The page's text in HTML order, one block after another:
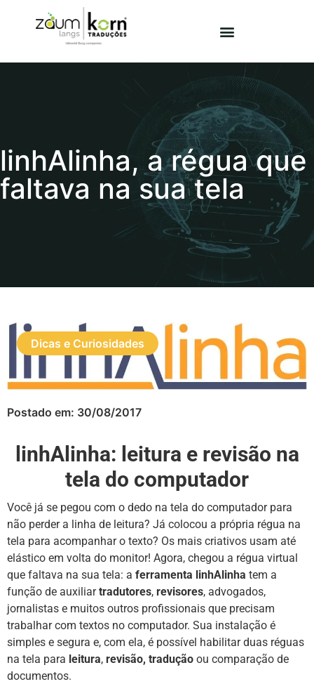
linhAlinha, a régua que
faltava na sua tela
Dicas e Curiosidades
Postado em: 30/08/2017
linhAlinha: leitura e revisão na
tela do computador
Você já se pegou com o dedo na tela do computador para
não perder a linha de leitura? Já colocou a própria régua na
tela para acompanhar o texto? Os mais criativos usam até
elástico em volta do monitor! Agora, chegou a régua virtual
que faltava na sua tela: a ferramenta linhAlinha tem a
função de auxiliartradutores, revisores, advogados,
jornalistas e muitos outros profissionais que precisam
trabalhar com textos no computador. Sua instalação é
simples e segura e, com ela, é possível habilitar duas réguas
na tela para leitura, revisão, tradução ou comparação de
documentos.